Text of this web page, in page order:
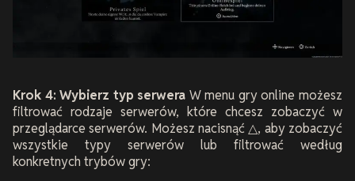
Krok 4: Wybierz typ serwera W menu gry online możesz
filtrować rodzaje serwerów, które chcesz zobaczyć w
przeglądarce serwerów. Możesz nacisnąć △, aby zobaczyć
wszystkie typy serwerów lub filtrować według
konkretnych trybów gry: